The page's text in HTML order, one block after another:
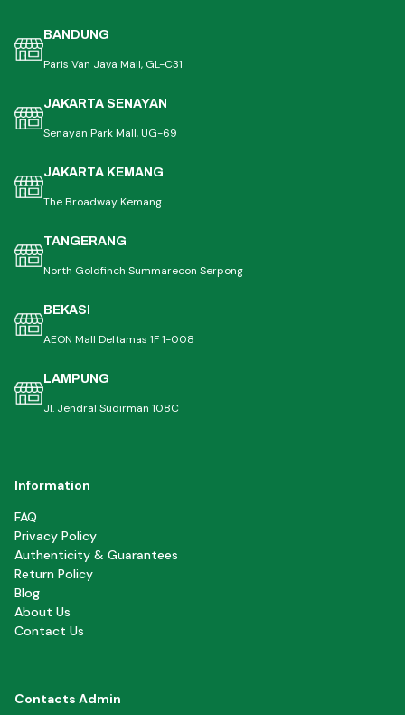
BANDUNG
Paris Van Java Mall, GL-C31
JAKARTA SENAYAN
Senayan Park Mall, UG-69
JAKARTA KEMANG
The Broadway Kemang
TANGERANG
North Goldfinch Summarecon Serpong
BEKASI
AEON Mall Deltamas 1F 1-008
LAMPUNG
Jl. Jendral Sudirman 108C
Information
FAQ
Privacy Policy
Authenticity & Guarantees
Return Policy
Blog
About Us
Contact Us
Contacts Admin